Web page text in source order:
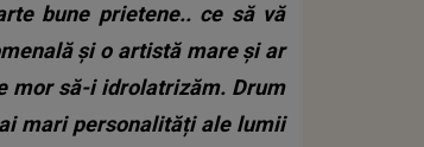
bune prietene.. ce să vă
și o artistă mare și ar
mor să-i idrolatrizăm. Drum
mari personalități ale lumii